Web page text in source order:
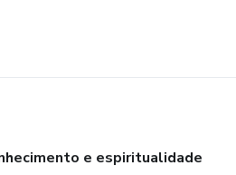
e espiritualidade